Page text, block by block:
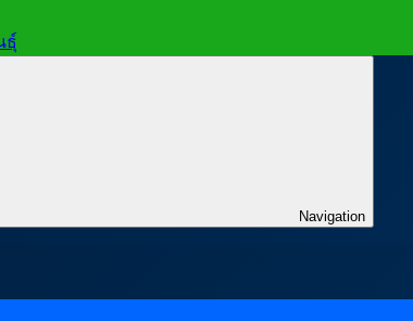
Navigation